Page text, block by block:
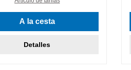
A la cesta
Detalles